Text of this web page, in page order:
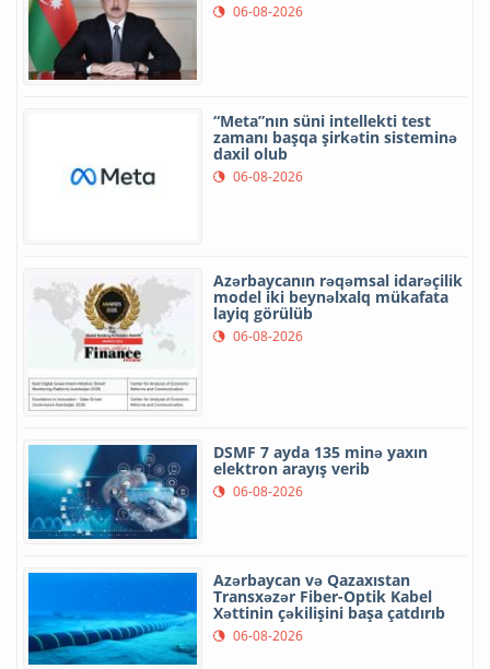
06-08-2026
“Meta”nın süni intellekti test
zamanı başqa şirkətin sisteminə
daxil olub
06-08-2026
Azərbaycanın rəqəmsal idarəçilik
model iki beynəlxalq mükafata
layiq görülüb
06-08-2026
DSMF 7 ayda 135 minə yaxın
elektron arayış verib
06-08-2026
Azərbaycan və Qazaxıstan
Transxəzər Fiber-Optik Kabel
Xəttinin çəkilişini başa çatdırıb
06-08-2026